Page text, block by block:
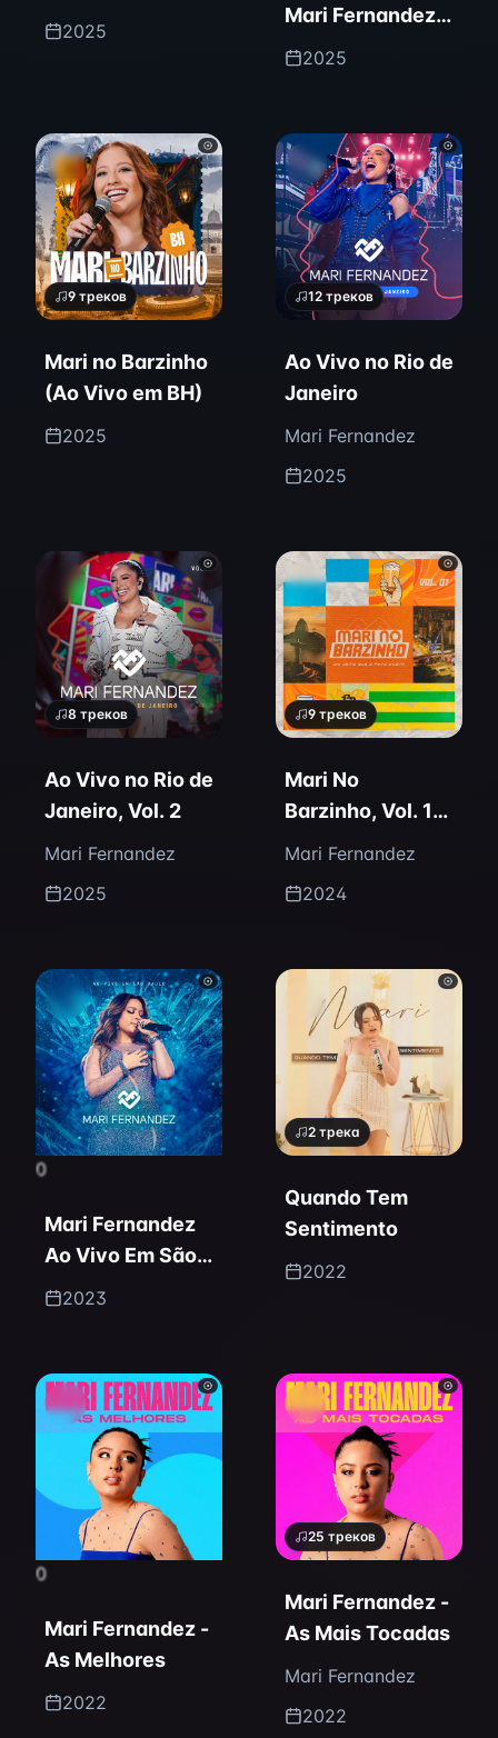
2026 (Ao Vivo)
2025
Mari Fernandez -
2026
2025
9 треков
Mari no Barzinho
(Ao Vivo em BH)
2025
12 треков
Ao Vivo no Rio de
Janeiro
Mari Fernandez
2025
8 треков
Ao Vivo no Rio de
Janeiro, Vol. 2
Mari Fernandez
2025
9 треков
Mari No
Barzinho, Vol. 1
(Ao Vivo)
Mari Fernandez
2024
0
Mari Fernandez
Ao Vivo Em São
Paulo
2023
2 трека
Quando Tem
Sentimento
2022
0
Mari Fernandez -
As Melhores
2022
25 треков
Mari Fernandez -
As Mais Tocadas
Mari Fernandez
2022